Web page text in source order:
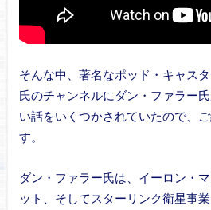
そんな中、著名なポッド・キャス
氏のチャンネルにダン・ファラー
い話をいくつかされていたので、
す。
ダン・ファラー氏は、イーロン・
ット、そしてスターリンク衛星事